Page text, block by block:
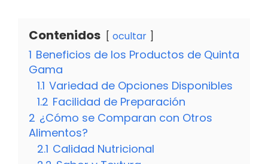
Contenidos ocultar
1 Beneficios de los Productos de Quinta
Gama
1.1 Variedad de Opciones Disponibles
1.2 Facilidad de Preparación
2 ¿Cómo se Comparan con Otros
Alimentos?
2.1 Calidad Nutricional